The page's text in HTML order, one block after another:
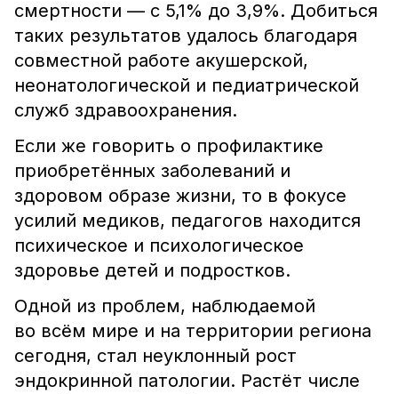
смертности — с 5,1% до 3,9%. Добиться
таких результатов удалось благодаря
совместной работе акушерской,
неонатологической и педиатрической
служб здравоохранения.
Если же говорить о профилактике
приобретённых заболеваний и
здоровом образе жизни, то в фокусе
усилий медиков, педагогов находится
психическое и психологическое
здоровье детей и подростков.
Одной из проблем, наблюдаемой
во всём мире и на территории региона
сегодня, стал неуклонный рост
эндокринной патологии. Растёт числе